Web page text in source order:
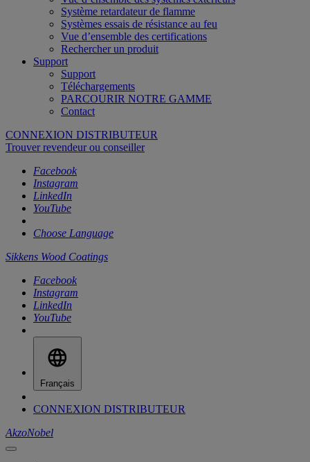
Système retardateur de flamme
Systèmes essais de résistance au feu
Vue d’ensemble des certifications
Rechercher un produit
Support
Support
Téléchargements
PARCOURIR NOTRE GAMME
Contact
CONNEXION DISTRIBUTEUR
Trouver revendeur ou conseiller
Facebook
Instagram
LinkedIn
YouTube
Choose Language
Sikkens Wood Coatings
Facebook
Instagram
LinkedIn
YouTube
Français
CONNEXION DISTRIBUTEUR
AkzoNobel